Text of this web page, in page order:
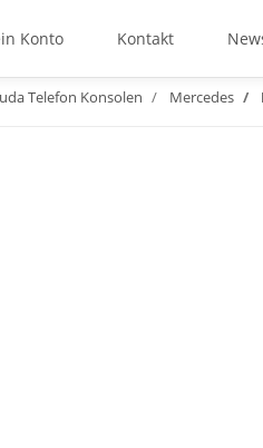
Konto Kontakt
Telefon Konsolen Mercedes